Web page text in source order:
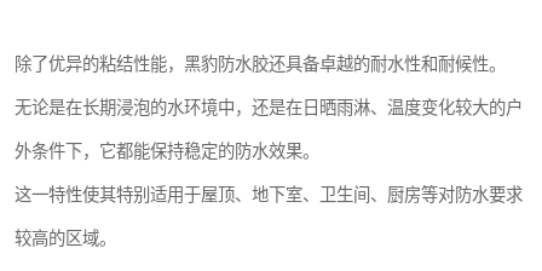
除了优异的粘结性能，黑豹防水胶还具备卓越的耐水性和耐候性。
无论是在长期浸泡的水环境中，还是在日晒雨淋、温度变化较大的户
外条件下，它都能保持稳定的防水效果。
这一特性使其特别适用于屋顶、地下室、卫生间、厨房等对防水要求
较高的区域。